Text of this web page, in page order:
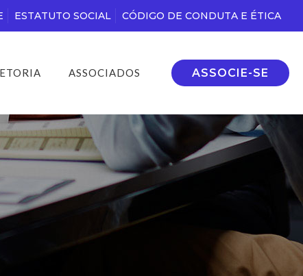
ESTATUTO SOCIAL CÓDIGO DE CONDUTA E ÉTICA
ASSOCIADOS ASSOCIE-SE